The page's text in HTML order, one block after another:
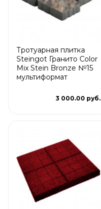
Тротуарная плитка
Steingot Гранито Color
Mix Stein Bronze №15
мультиформат
3 000.00 руб.